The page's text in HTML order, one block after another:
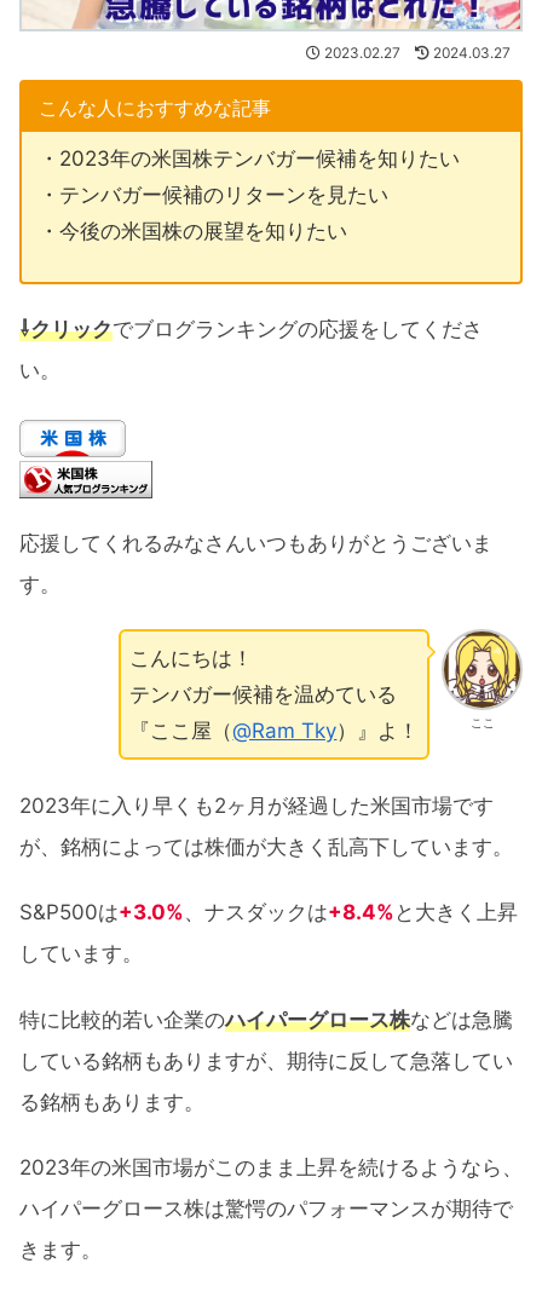
2023.02.27 2024.03.27
こんな人におすすめな記事
・2023年の米国株テンバガー候補を知りたい
・テンバガー候補のリターンを見たい
・今後の米国株の展望を知りたい
⇩クリックでブログランキングの応援をしてくださ
い。
応援してくれるみなさんいつもありがとうございま
す。
ここ
こんにちは！
テンバガー候補を温めている
『ここ屋（@Ram Tky）』よ！
2023年に入り早くも2ヶ月が経過した米国市場です
が、銘柄によっては株価が大きく乱高下しています。
S&P500は+3.0%、ナスダックは+8.4% と大きく上昇
しています。
特に比較的若い企業のハイパーグロース株などは急騰
している銘柄もありますが、期待に反して急落してい
る銘柄もあります。
2023年の米国市場がこのまま上昇を続けるようなら、
ハイパーグロース株は驚愕のパフォーマンスが期待で
きます。